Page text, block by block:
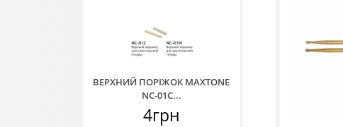
ВЕРХНИЙ ПОРІЖОК MAXTONE
NC-01C...
4грн